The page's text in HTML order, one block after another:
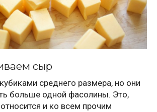
сыр
среднего размера, но они
больше одной фасолины. Это,
и ко всем прочим